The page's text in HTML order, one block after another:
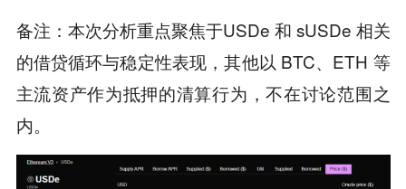
备注：本次分析重点聚焦于USDe 和 sUSDe 相关
的借贷循环与稳定性表现，其他以 BTC、ETH 等
主流资产作为抵押的清算行为，不在讨论范围之
内。